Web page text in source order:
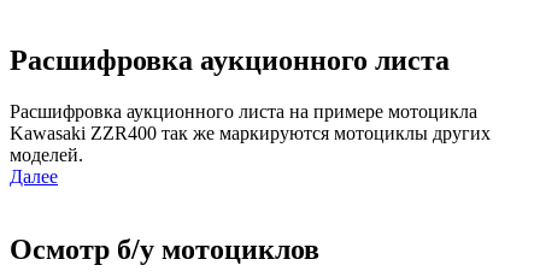
Расшифровка аукционного листа
Расшифровка аукционного листа на примере мотоцикла
Kawasaki ZZR400 так же маркируются мотоциклы других
моделей.
Далее
Осмотр б/у мотоциклов